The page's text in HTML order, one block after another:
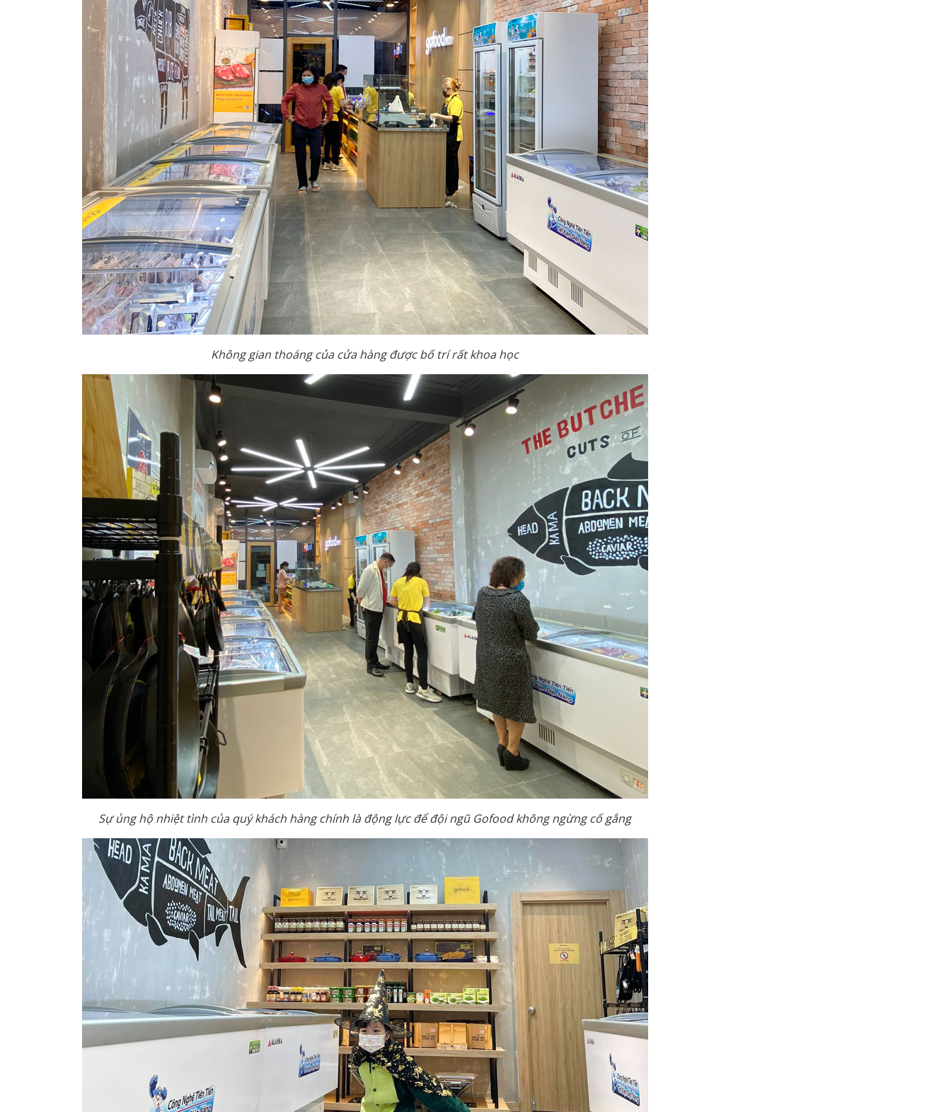
Không gian thoáng của cửa hàng được bố trí rất khoa học
Sự ủng hộ nhiệt tình của quý khách hàng chính là động lực để đội ngũ Gofood không ngừng cố gắng